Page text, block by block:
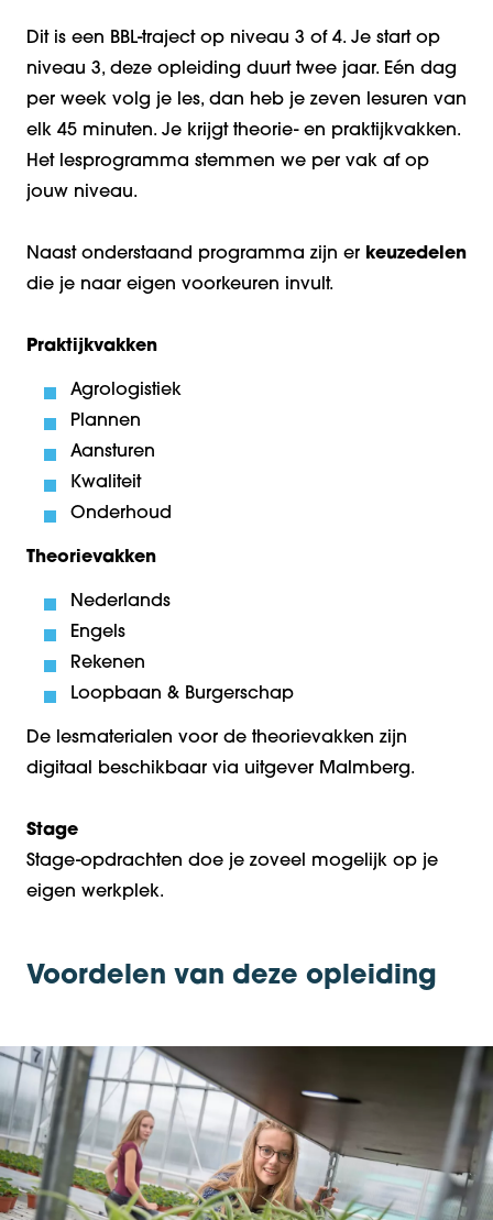
Dit is een BBL-traject op niveau 3 of 4. Je start op
niveau 3, deze opleiding duurt twee jaar. Eén dag
per week volg je les, dan heb je zeven lesuren van
elk 45 minuten. Je krijgt theorie- en praktijkvakken.
Het lesprogramma stemmen we per vak af op
jouw niveau.
Naast onderstaand programma zijn er keuzedelen
die je naar eigen voorkeuren invult.
Praktijkvakken
Agrologistiek
Plannen
Aansturen
Kwaliteit
Onderhoud
Theorievakken
Nederlands
Engels
Rekenen
Loopbaan & Burgerschap
De lesmaterialen voor de theorievakken zijn
digitaal beschikbaar via uitgever Malmberg.
Stage
Stage-opdrachten doe je zoveel mogelijk op je
eigen werkplek.
Voordelen van deze opleiding